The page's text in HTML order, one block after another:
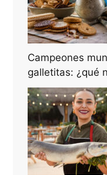
Campeones
galletitas: ¿qué